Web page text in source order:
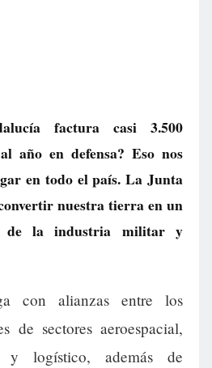
factura casi 3.500
año en defensa? Eso nos
en todo el país. La Junta
nuestra tierra en un
de la industria militar y
con alianzas entre los
de sectores aeroespacial,
y logístico, además de